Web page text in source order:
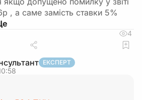
, а саме замість ставки 5%
4
ЕКСПЕРТ